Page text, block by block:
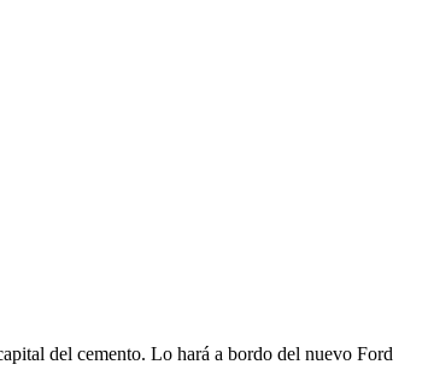
del cemento. Lo hará a bordo del nuevo Ford